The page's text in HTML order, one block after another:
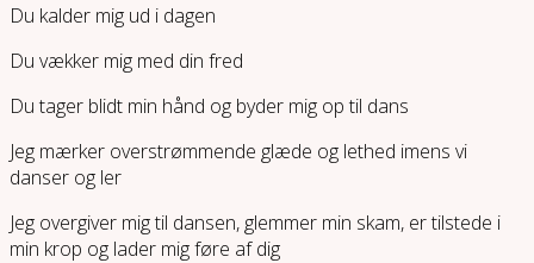
Du kalder mig ud i dagen
Du vækker mig med din fred
Du tager blidt min hånd og byder mig op til dans
Jeg mærker overstrømmende glæde og lethed imens vi
danser og ler
Jeg overgiver mig til dansen, glemmer min skam, er tilstede i
min krop og lader mig føre af dig